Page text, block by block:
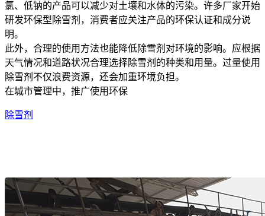
氯、低钠的产品可以减少对土壤和水体的污染。许多厂家开始
研发环保型除雪剂，消费者应关注产品的环保认证和成分说
明。
此外，合理的使用方法也能降低除雪剂对环境的影响。应根据
天气情况和道路状况合理选择除雪剂的种类和用量。过量使用
除雪剂不仅浪费资源，还会加重环境负担。
在城市管理中，推广使用环保
除雪剂